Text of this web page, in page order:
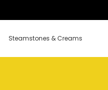
Steamstones & Creams